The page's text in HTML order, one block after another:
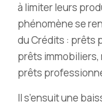
à limiter leurs
phénomène se
du Crédits : prêts
prêts
prêts
Il s’ensuit une